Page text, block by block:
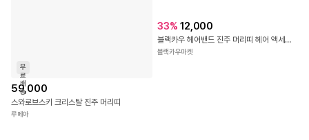
무
료
배
송
59,000
스와로브스키 크리스탈 진주 머리띠
루메아
33% 12,000
블랙카우 헤어밴드 진주 머리띠 헤어 액세서리 머리 장식 꽃 웨딩
블랙카우마켓